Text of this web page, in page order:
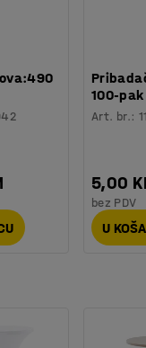
ugodne
100-pak
Art. br.:
5,00
bez PDV
U